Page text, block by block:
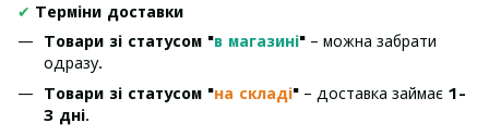
✔ Терміни доставки
Товари зі статусом "в магазині" – можна забрати
одразу.
Товари зі статусом "на складі" – доставка займає 1-
3 дні.